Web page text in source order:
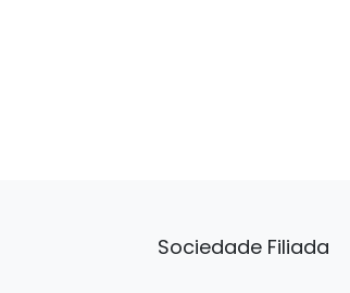
Sociedade Filiada